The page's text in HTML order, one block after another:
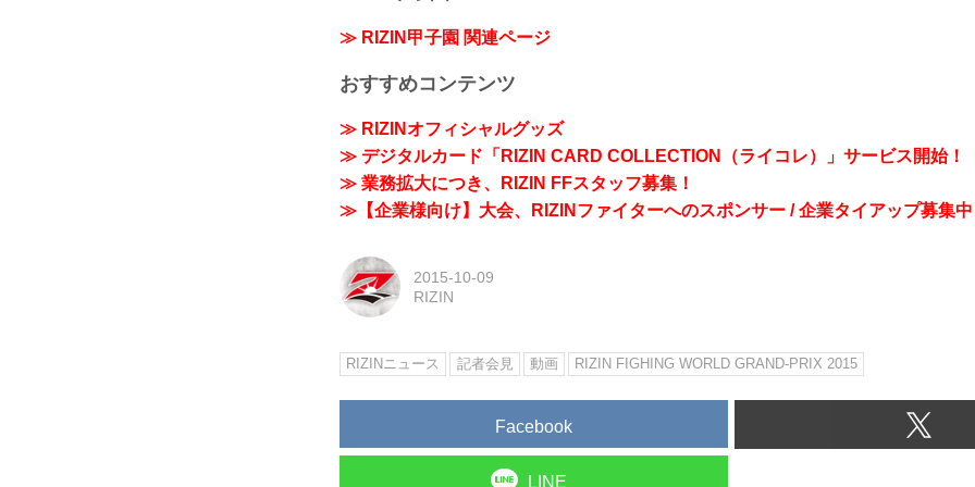
≫ RIZIN甲子園 関連ページ
おすすめコンテンツ
≫ RIZINオフィシャルグッズ
≫ デジタルカード「RIZIN CARD COLLECTION（ライコレ）」サービス開始！
≫ 業務拡大につき、RIZIN FFスタッフ募集！
≫【企業様向け】大会、RIZINファイターへのスポンサー / 企業タイアップ募集
2015-10-09
RIZIN
RIZINニュース 記者会見 動画 RIZIN FIGHING WORLD GRAND-PRIX 2015
Facebook
LINE